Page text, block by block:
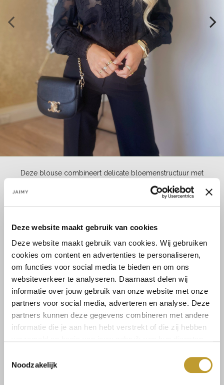
Deze website maakt gebruik van cookies
Deze website maakt gebruik van cookies. Wij gebruiken
cookies om content en advertenties te personaliseren,
om functies voor social media te bieden en om ons
websiteverkeer te analyseren. Daarnaast delen wij
informatie over jouw gebruik van onze website met onze
partners voor social media, adverteren en analyse. Deze
partners kunnen deze gegevens combineren met andere
informatie die je aan hen hebt verstrekt of die zij hebben
Noodzakelijk
Deze blouse combineert delicate bloemenstructuur met
verfijnde kantdetails langs de knoopsluiting en kraag. De subtiel
transparante stof en elegante knoopsluiting geven het geheel
Lees meer
Maat:
S
Back in stock alert!